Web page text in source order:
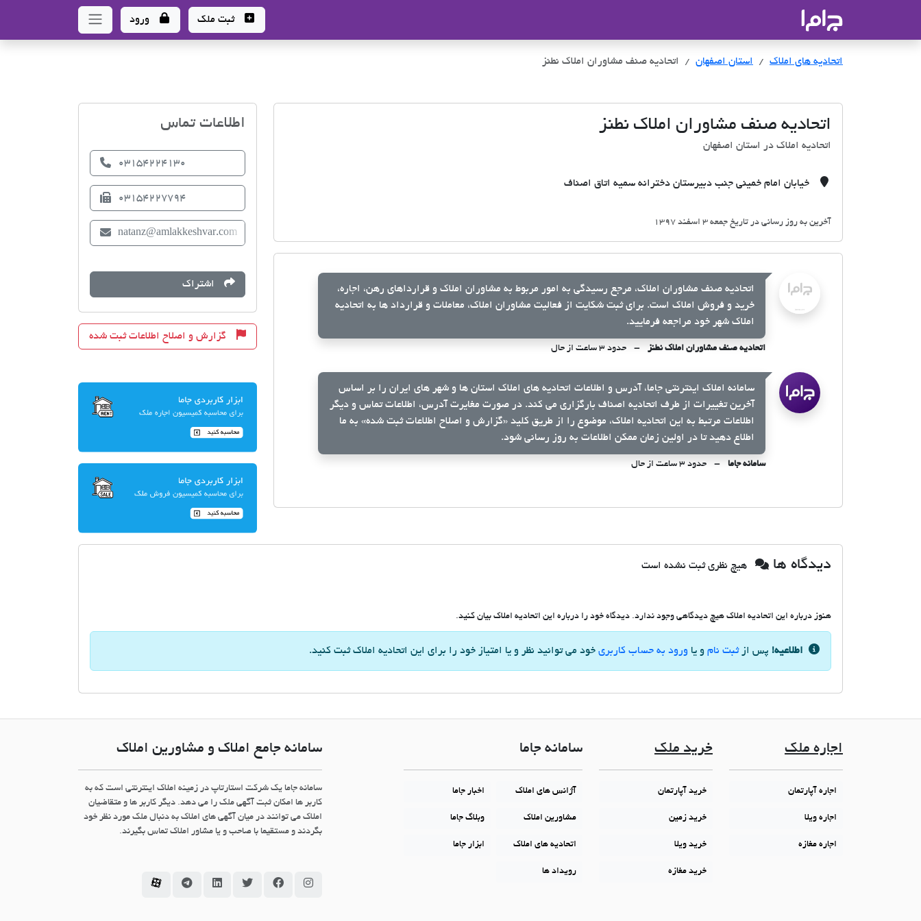
ثبت ملک ورود
اتحادیه های املاک اتحادیه های املاک
استان اصفهان اتحادیه صنف مشاوران املاک نطنز
اتحادیه صنف مشاوران املاک نطنز
اتحادیه املاک در استان اصفهان
خیابان امام خمینی جنب دبیرستان دخترانه سمیه اتاق اصناف
آخرین به روز رسانی در تاریخ جمعه 3 اسفند 1397
اتحادیه صنف مشاوران املاک، مرجع رسیدگی به امور مربوط به مشاوران املاک و قرارداهای رهن، اجاره،
خرید و فروش املاک است. برای ثبت شکایت از فعالیت مشاوران املاک، معاملات و قرارداد ها به اتحادیه
املاک شهر خود مراجعه فرمایید.
اتحادیه صنف مشاوران املاک نطنز حدود ۳ ساعت از حال
سامانه املاک اینترنتی جاما، آدرس و اطلاعات اتحادیه های املاک استان ها و شهر های ایران را بر اساس
آخرین تغییرات از طرف اتحادیه اصناف بارگزاری می کند. در صورت مغایرت آدرس، اطلاعات تماس و دیگر
اطلاعات مرتبط به این اتحادیه املاک، موضوع را از طریق کلید «گزارش و اصلاح اطلاعات ثبت شده» به ما
اطلاع دهید تا در اولین زمان ممکن اطلاعات به روز رسانی شود.
سامانه جاما حدود ۳ ساعت از حال
اطلاعات تماس
03154224130
03154227794
natanz@amlakkeshvar.com
اشتراک
گزارش و اصلاح اطلاعات ثبت شده
دیدگاه ها هیچ نظری ثبت نشده است
هنوز درباره این اتحادیه املاک هیچ دیدگاهی وجود ندارد. دیدگاه خود را درباره این اتحادیه املاک بیان کنید.
اطلاعیه! پس ازثبت نام و یا ورود به حساب کاربری خود می توانید نظر و یا امتیاز خود را برای این اتحادیه املاک ثبت کنید.
اجاره ملک
اجاره آپارتمان
اجاره ویلا
اجاره مغازه
خرید ملک
خرید آپارتمان
خرید زمین
خرید ویلا
خرید مغازه
سامانه جاما
آژانس های املاک اخبار جاما
مشاورین املاک وبلاگ جاما
اتحادیه های املاک ابزار جاما
رویداد ها
سامانه جامع املاک و مشاورین املاک
سامانه جاما یک شرکت استارتاپ در زمینه املاک اینترنتی است که به
کاربر ها امکان ثبت آگهی ملک را می دهد. دیگر کاربر ها و متقاضیان
املاک می توانند در میان آگهی های املاک به دنبال ملک مورد نظر خود
بگردند و مستقیما با صاحب و یا مشاور املاک تماس بگیرند.
سامانه جاما در اینستاگرام
سامانه جاما در فیسبوک
سامانه جاما در توئیتر
سامانه جاما در لینکداین
سامانه جاما در تلگرام
سامانه جاما در آپارات